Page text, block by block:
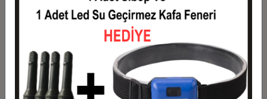
731,17 TL
2.193,50 TL
558,62 TL
2.275,50 TL
6
386,08 TL
2.316,50 TL
7
336,79 TL
2.357,50 TL